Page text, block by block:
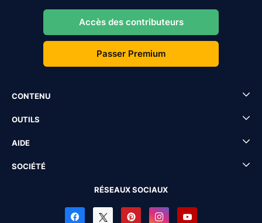
Accès des contributeurs
Passer Premium
CONTENU
OUTILS
AIDE
SOCIÉTÉ
RÉSEAUX SOCIAUX